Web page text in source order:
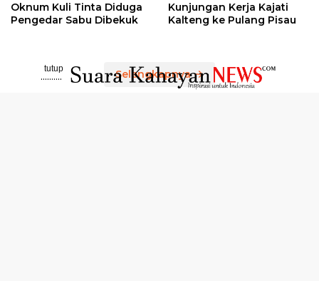
Oknum Kuli Tinta Diduga
Pengedar Sabu Dibekuk
Kunjungan Kerja Kajati
Kalteng ke Pulang Pisau
Selengkapnya
tutup
..........